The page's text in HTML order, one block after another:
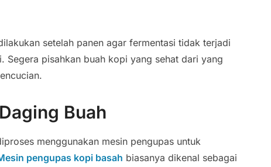
setelah panen agar fermentasi tidak terjadi
pisahkan buah kopi yang sehat dari yang
Buah
menggunakan mesin pengupas untuk
pengupas kopi basah biasanya dikenal sebagai